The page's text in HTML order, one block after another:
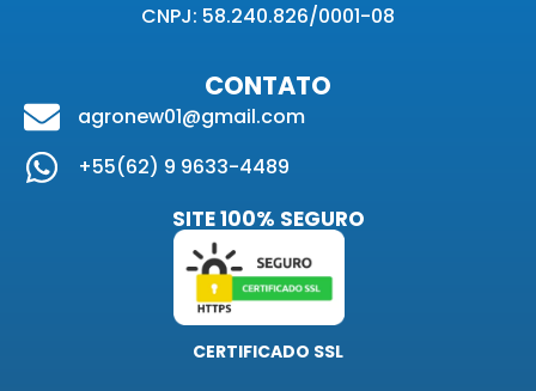
CNPJ: 58.240.826/0001-08
CONTATO
agronew01@gmail.com
+55(62) 9 9633-4489
SITE 100% SEGURO
CERTIFICADO SSL